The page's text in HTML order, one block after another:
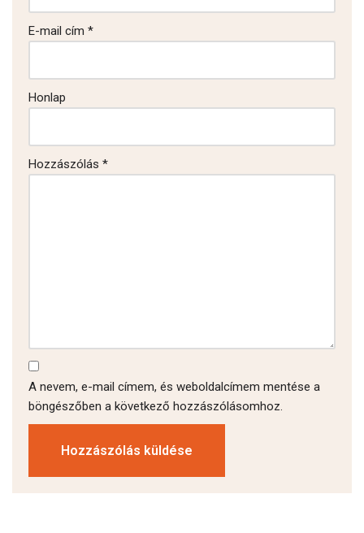
E-mail cím *
Honlap
Hozzászólás *
A nevem, e-mail címem, és weboldalcímem mentése a
böngészőben a következő hozzászólásomhoz.